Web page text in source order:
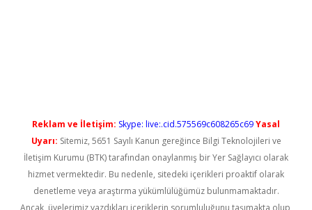
Reklam ve İletişim: Skype: live:.cid.575569c608265c69Yasal
Uyarı: Sitemiz, 5651 Sayılı Kanun gereğince Bilgi Teknolojileri ve
İletişim Kurumu (BTK) tarafından onaylanmış bir Yer Sağlayıcı olarak
hizmet vermektedir. Bu nedenle, sitedeki içerikleri proaktif olarak
denetleme veya araştırma yükümlülüğümüz bulunmamaktadır.
Ancak, üyelerimiz yazdıkları içeriklerin sorumluluğunu taşımakta olup,